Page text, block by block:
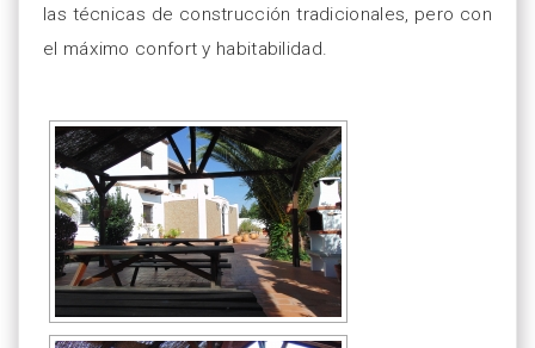
las técnicas de construcción tradicionales, pero con
el máximo confort y habitabilidad.